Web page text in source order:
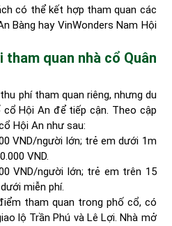
có thể kết hợp tham quan các
Bàng hay VinWonders Nam Hội
tham quan nhà cổ Quân
phí tham quan riêng, nhưng du
cổ Hội An để tiếp cận. Theo cập
Hội An như sau:
VND/người lớn; trẻ em dưới 1m
VND.
VND/người lớn; trẻ em trên 15
miễn phí.
tham quan trong phố cổ, có
lộ Trần Phú và Lê Lợi. Nhà mở